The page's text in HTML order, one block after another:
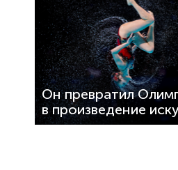
Он превратил
в произведение